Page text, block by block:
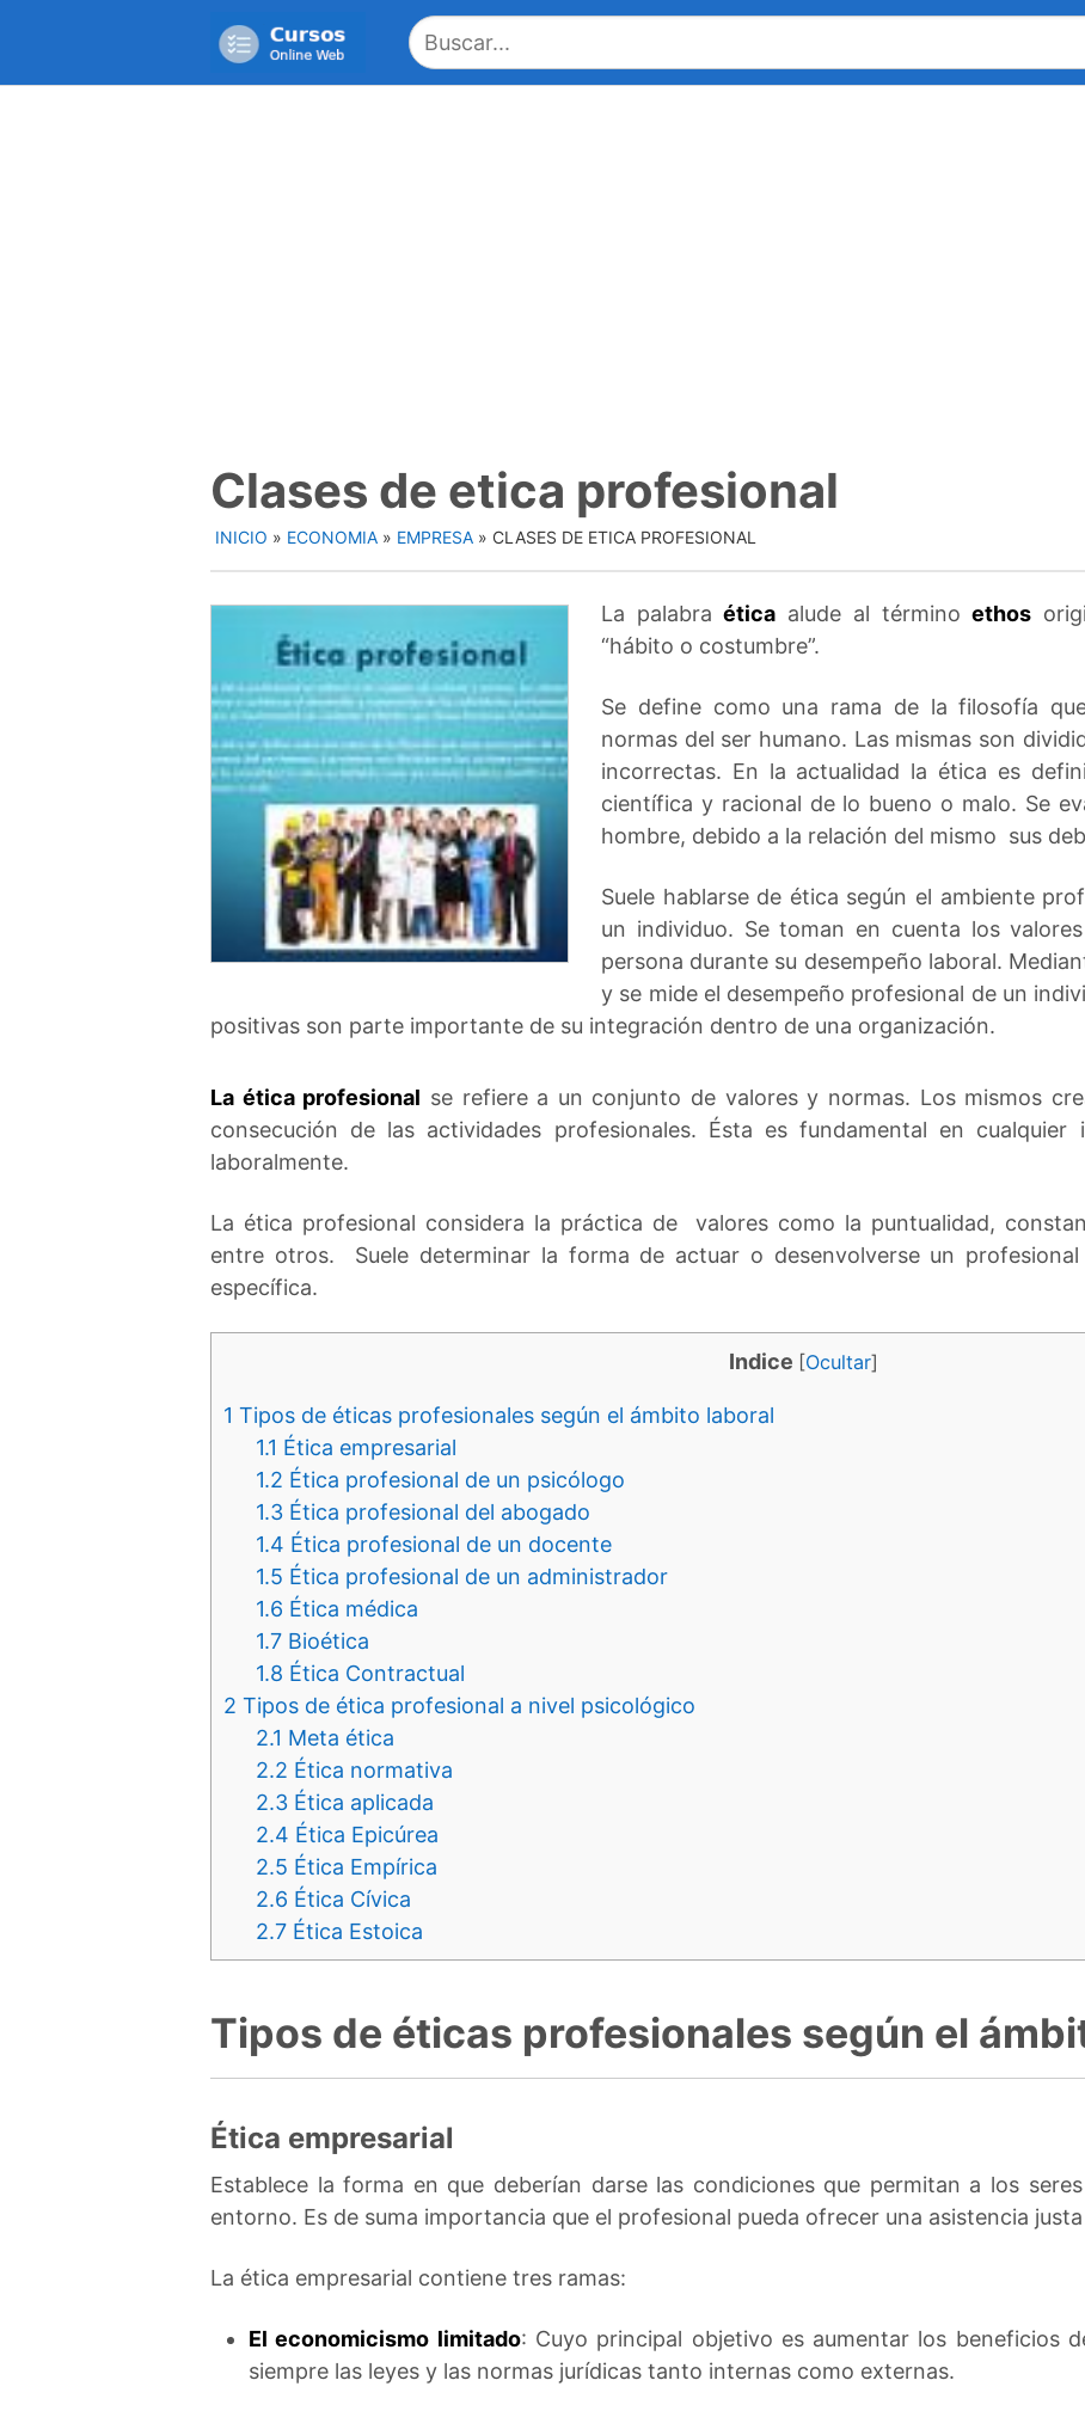
Clases de etica profesional
INICIO » ECONOMIA » EMPRESA » CLASES DE ETICA PROFESIONAL
La palabraética alude al términoethos
“hábito o costumbre”.
Se define como una rama de la filosofía
normas del ser humano. Las mismas son
incorrectas. En la actualidad la ética es
científica y racional de lo bueno o malo. Se
hombre, debido a la relación del mismo sus
Suele hablarse de ética según el ambiente
un individuo. Se toman en cuenta los
persona durante su desempeño laboral.
y se mide el desempeño profesional de un
positivas son parte importante de su integración dentro de una organización.
La ética profesional se refiere a un conjunto de valores y normas. Los mismos
consecución de las actividades profesionales. Ésta es fundamental en cualquier
laboralmente.
La ética profesional considera la práctica de valores como la puntualidad,
entre otros. Suele determinar la forma de actuar o desenvolverse un
específica.
Indice [Ocultar]
1 Tipos de éticas profesionales según el ámbito laboral
1.1 Ética empresarial
1.2 Ética profesional de un psicólogo
1.3 Ética profesional del abogado
1.4 Ética profesional de un docente
1.5 Ética profesional de un administrador
1.6 Ética médica
1.7 Bioética
1.8 Ética Contractual
2 Tipos de ética profesional a nivel psicológico
2.1 Meta ética
2.2 Ética normativa
2.3 Ética aplicada
2.4 Ética Epicúrea
2.5 Ética Empírica
2.6 Ética Cívica
2.7 Ética Estoica
Tipos de éticas profesionales según el
Ética empresarial
Establece la forma en que deberían darse las condiciones que permitan a los
entorno. Es de suma importancia que el profesional pueda ofrecer una asistencia
La ética empresarial contiene tres ramas:
El economicismo limitado: Cuyo principal objetivo es aumentar los beneficios
siempre las leyes y las normas jurídicas tanto internas como externas.